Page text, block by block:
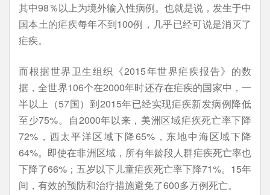
其中98％以上为境外输入性病例。也就是说，发生于中
国本土的疟疾每年不到100例，几乎已经可说是消灭了
疟疾。
而根据世界卫生组织《2015年世界疟疾报告》的数
据，全世界106个在2000年时还存在疟疾的国家中，一
半以上（57国）到2015年已经实现疟疾新发病例降低
至少75%。自2000年以来，美洲区域疟疾死亡率下降
72%，西太平洋区域下降65%，东地中海区域下降
64%。即使在非洲区域，所有年龄段人群疟疾死亡率也
下降了66%；五岁以下儿童疟疾死亡率下降71%。15年
间，有效的预防和治疗措施避免了600多万例死亡。